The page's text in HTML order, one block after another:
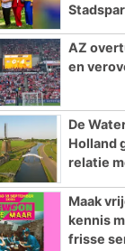
AZ
en
De
Holland
relatie
Maak
kennis
frisse